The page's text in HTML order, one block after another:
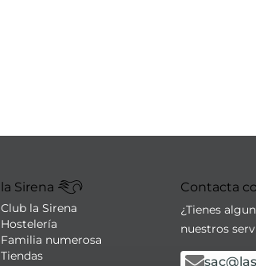
la Sirena
Club la Sirena
Hostelería
Familia numerosa
Tiendas
Contacta
¿Tienes
nuestros